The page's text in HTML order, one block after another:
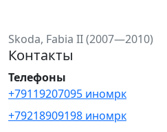
Skoda, Fabia II (2007—2010)
Контакты
Телефоны
+79119207095 иномрк
+79218909198 иномрк